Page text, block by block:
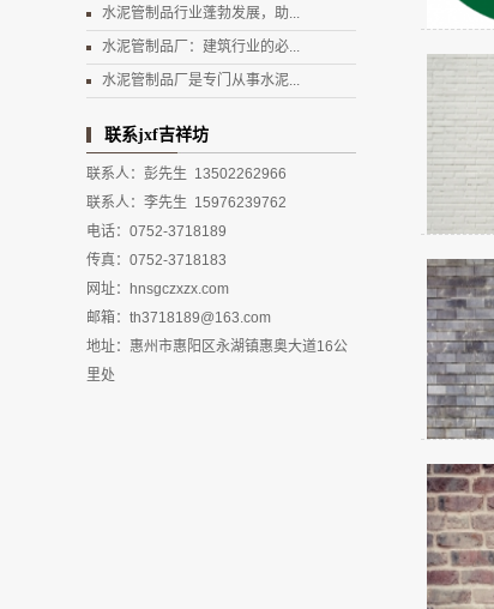
水泥管制品行业蓬勃发展，助...
水泥管制品厂：建筑行业的必...
水泥管制品厂是专门从事水泥...
联系jxf吉祥坊
联系人：彭先生 13502262966
联系人：李先生 15976239762
电话：0752-3718189
传真：0752-3718183
网址：hnsgczxzx.com
邮箱：th3718189@163.com
地址：惠州市惠阳区永湖镇惠奥大道16公
里处